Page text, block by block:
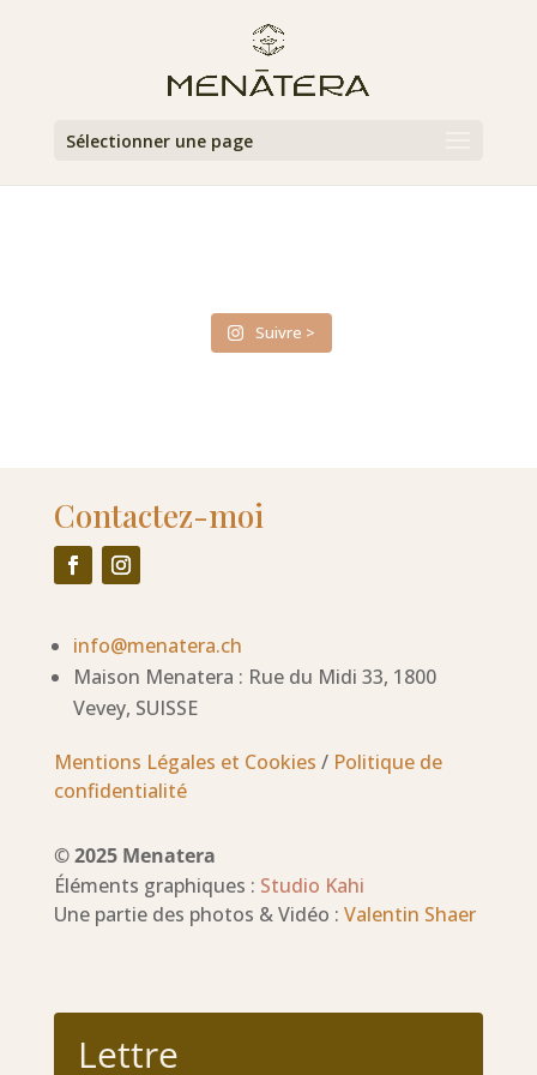
Sélectionner une page
Suivre >
Contactez-moi
info@menatera.ch
Maison Menatera : Rue du Midi 33, 1800
Vevey, SUISSE
Mentions Légales et Cookies / Politique de
confidentialité
© 2025 Menatera
Éléments graphiques : Studio Kahi
Une partie des photos & Vidéo : Valentin Shaer
Lettre